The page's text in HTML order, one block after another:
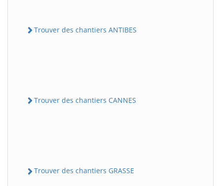
Trouver des chantiers ANTIBES
Trouver des chantiers CANNES
Trouver des chantiers GRASSE